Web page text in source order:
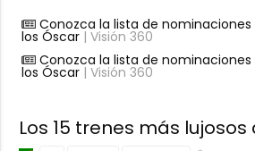
Conozca la lista de
los Óscar| Visión 360
Conozca la lista de
los Óscar| Visión 360
Los 15 trenes más